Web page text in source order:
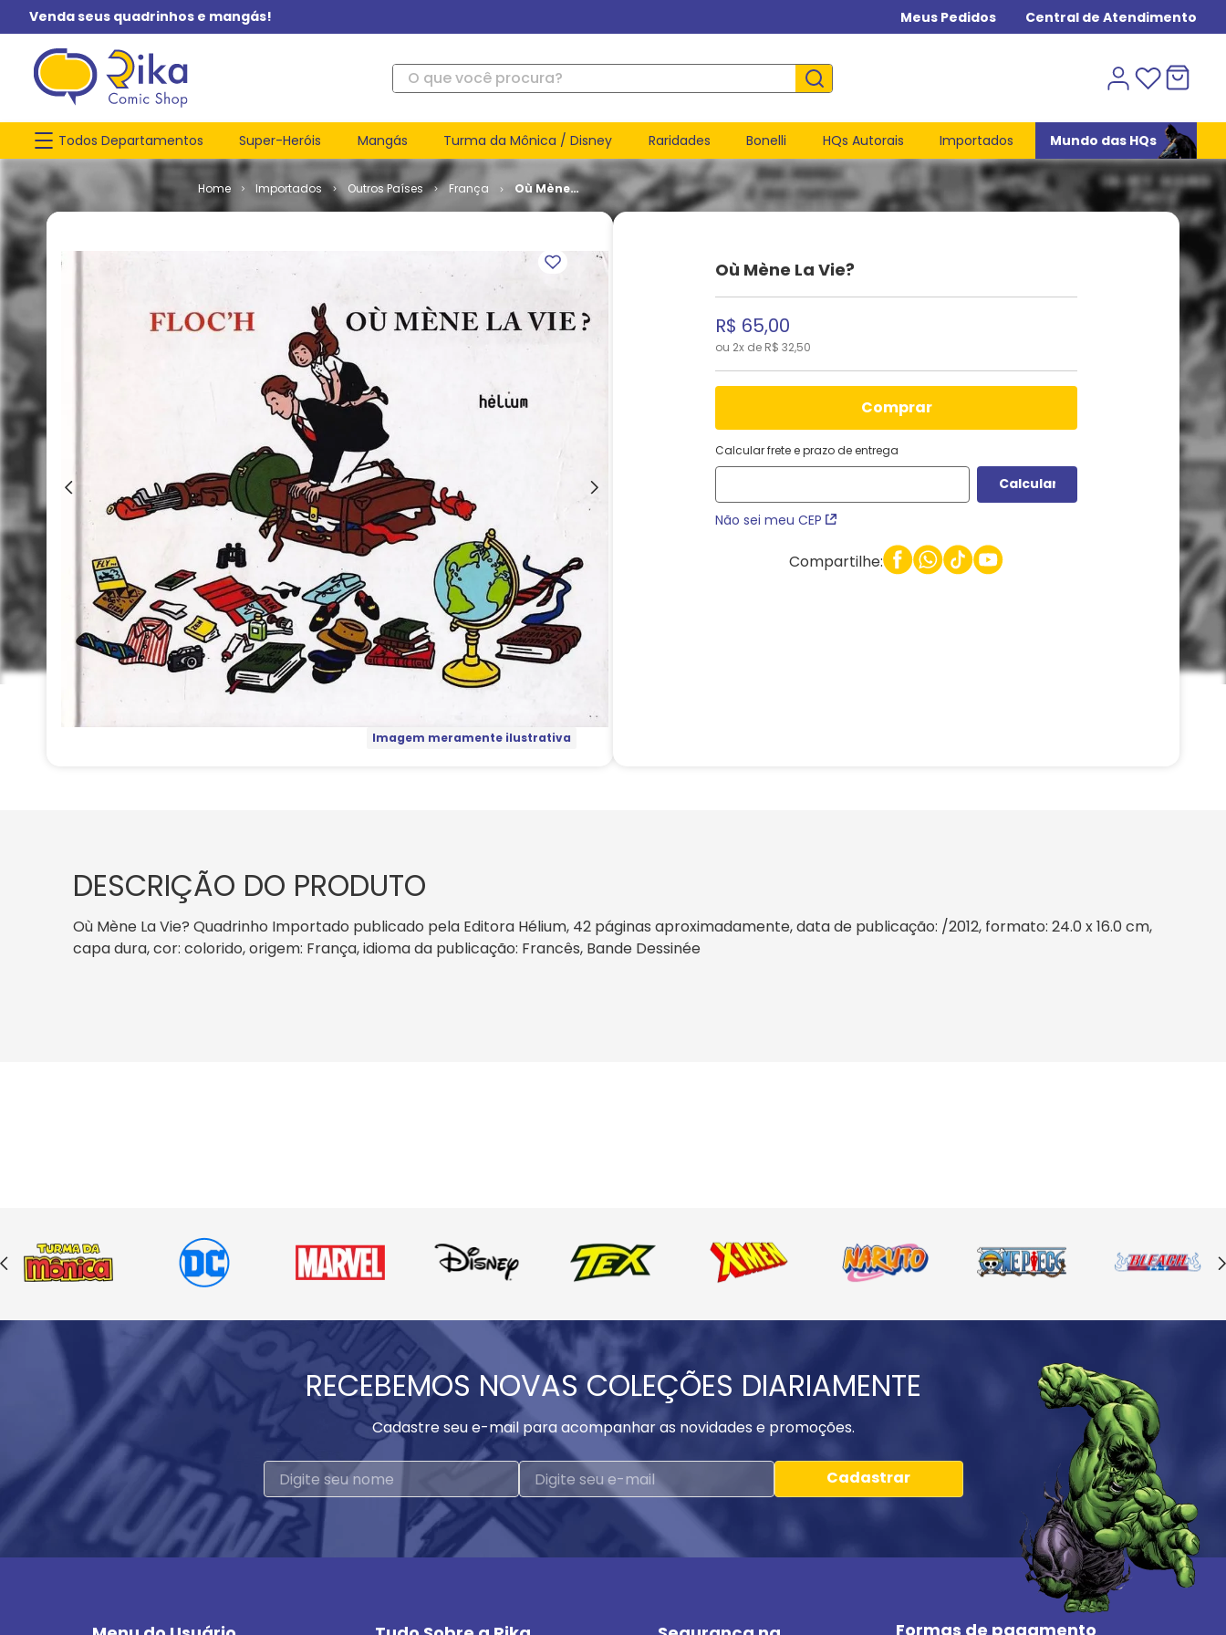
Venda seus quadrinhos e mangás! Meus Pedidos Central de Atendimento
O que você procura?
Todos Departamentos Super-Heróis Mangás Turma da Mônica / Disney Raridades Bonelli HQs Autorais Importados Mundo das HQs
Importados Outros Países França
Où Mène
La Vie?
Imagem meramente ilustrativa
Où Mène La Vie?
R$ 65,00
ou 2x de R$ 32,50
comprar
Calcular frete e prazo de entrega
Não sei meu CEP
Compartilhe:
DESCRIÇÃO DO PRODUTO
Où Mène La Vie? Quadrinho Importado publicado pela Editora Hélium, 42 páginas aproximadamente, data de publicação: /2012, formato: 24.0 x 16.0 cm,
capa dura, cor: colorido, origem: França, idioma da publicação: Francês, Bande Dessinée
RECEBEMOS NOVAS COLEÇÕES DIARIAMENTE
Cadastre seu e-mail para acompanhar as novidades e promoções.
Cadastrar
Formas de pagamento